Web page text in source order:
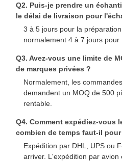
Q2. Puis-je prendre un
le délai de livraison pour
3 à 5 jours pour la préparation
normalement 4 à 7 jours pour
Q3. Avez-vous une limite de
de marques privées ?
Normalement, les
demandent un MOQ de 500
rentable.
Q4. Comment expédiez-vous
combien de temps faut-il
Expédition par DHL, UPS ou
arriver. L'expédition par